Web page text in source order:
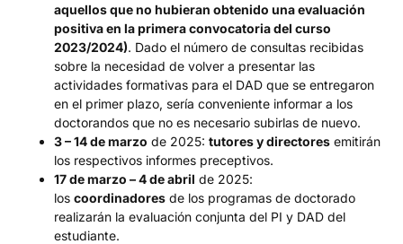
aquellos que no hubieran obtenido una evaluación
positiva en la primera convocatoria del curso
2023/2024). Dado el número de consultas recibidas
sobre la necesidad de volver a presentar las
actividades formativas para el DAD que se entregaron
en el primer plazo, sería conveniente informar a los
doctorandos que no es necesario subirlas de nuevo.
3 – 14 de marzo de 2025: tutores y directores emitirán
los respectivos informes preceptivos.
17 de marzo – 4 de abril de 2025:
los coordinadores de los programas de doctorado
realizarán la evaluación conjunta del PI y DAD del
estudiante.